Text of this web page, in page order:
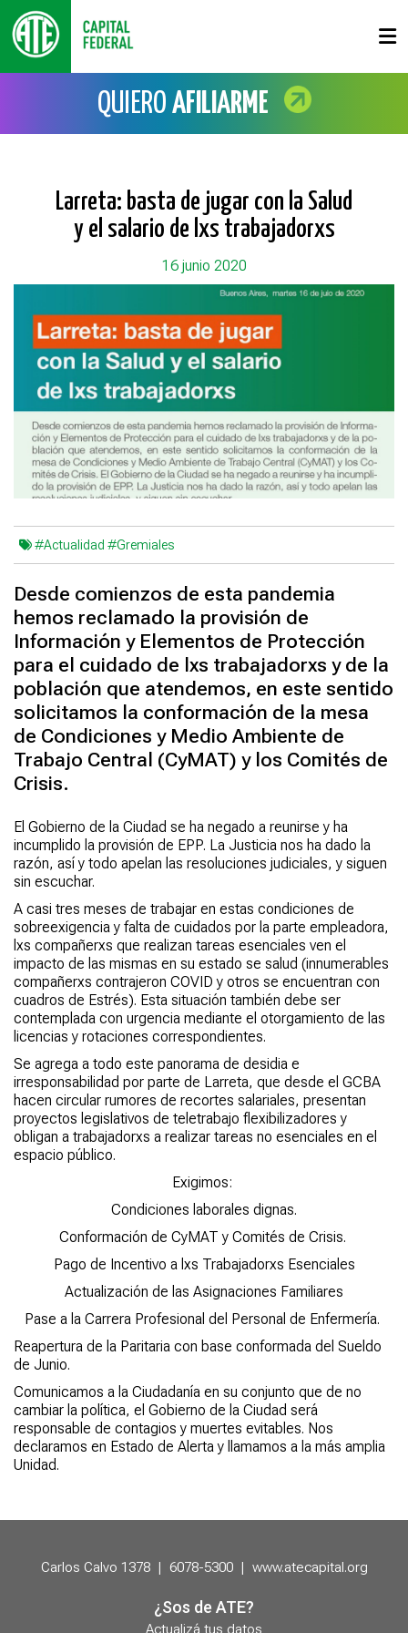
QUIERO AFILIARME
Larreta: basta de jugar con la Salud
y el salario de lxs trabajadorxs
16 junio 2020
#Actualidad #Gremiales
Desde comienzos de esta pandemia
hemos reclamado la provisión de
Información y Elementos de Protección
para el cuidado de lxs trabajadorxs y de la
población que atendemos, en este sentido
solicitamos la conformación de la mesa
de Condiciones y Medio Ambiente de
Trabajo Central (CyMAT) y los Comités de
Crisis.
El Gobierno de la Ciudad se ha negado a reunirse y ha
incumplido la provisión de EPP. La Justicia nos ha dado la
razón, así y todo apelan las resoluciones judiciales, y siguen
sin escuchar.
A casi tres meses de trabajar en estas condiciones de
sobreexigencia y falta de cuidados por la parte empleadora,
lxs compañerxs que realizan tareas esenciales ven el
impacto de las mismas en su estado se salud (innumerables
compañerxs contrajeron COVID y otros se encuentran con
cuadros de Estrés). Esta situación también debe ser
contemplada con urgencia mediante el otorgamiento de las
licencias y rotaciones correspondientes.
Se agrega a todo este panorama de desidia e
irresponsabilidad por parte de Larreta, que desde el GCBA
hacen circular rumores de recortes salariales, presentan
proyectos legislativos de teletrabajo flexibilizadores y
obligan a trabajadorxs a realizar tareas no esenciales en el
espacio público.
Exigimos:
Condiciones laborales dignas.
Conformación de CyMAT y Comités de Crisis.
Pago de Incentivo a lxs Trabajadorxs Esenciales
Actualización de las Asignaciones Familiares
Pase a la Carrera Profesional del Personal de Enfermería.
Reapertura de la Paritaria con base conformada del Sueldo
de Junio.
Comunicamos a la Ciudadanía en su conjunto que de no
cambiar la política, el Gobierno de la Ciudad será
responsable de contagios y muertes evitables. Nos
declaramos en Estado de Alerta y llamamos a la más amplia
Unidad.
Carlos Calvo 1378 | 6078-5300 | www.atecapital.org
¿Sos de ATE?
Actualizá tus datos